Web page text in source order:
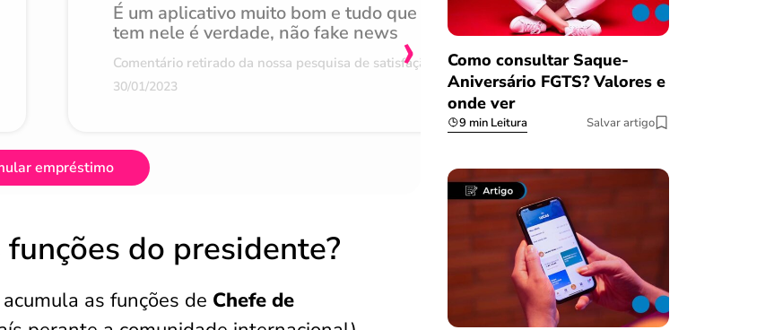
É um aplicativo muito bom e tudo que
tem nele é verdade, não fake news
Comentário retirado da nossa pesquisa de satisfação
30/01/2023
Achei muito rápido,
burocracia
Comentário retirado da nossa
08/03/2023
›
empréstimo
do presidente?
as funções de Chefe de
Como consultar Saque-
Aniversário FGTS? Valores e
onde ver
9 min Leitura Salvar artigo